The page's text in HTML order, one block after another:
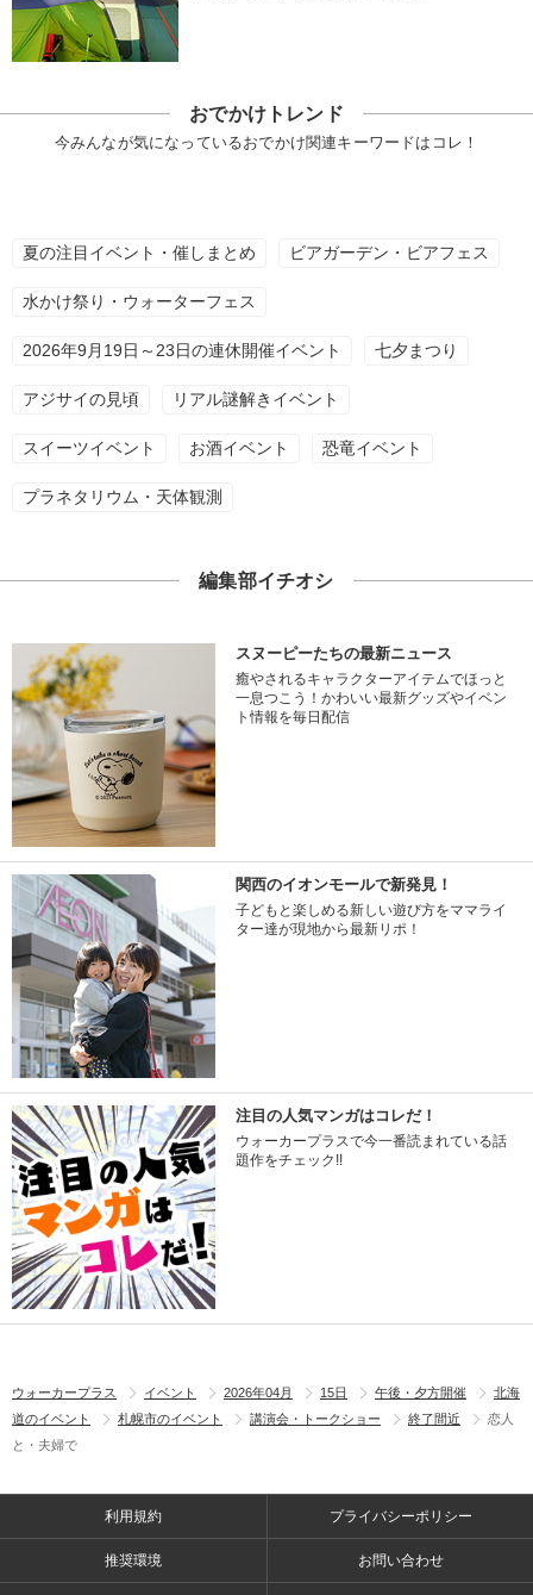
おでかけトレンド
今みんなが気になっているおでかけ関連キーワードはコレ！
夏の注目イベント・催しまとめ ビアガーデン・ビアフェス
水かけ祭り・ウォーターフェス
2026年9月19日～23日の連休開催イベント 七夕まつり
アジサイの見頃 リアル謎解きイベント
スイーツイベント お酒イベント 恐竜イベント
プラネタリウム・天体観測
編集部イチオシ
スヌーピーたちの最新ニュース
癒やされるキャラクターアイテムでほっと
一息つこう！かわいい最新グッズやイベン
ト情報を毎日配信
関西のイオンモールで新発見！
子どもと楽しめる新しい遊び方をママライ
ター達が現地から最新リポ！
注目の人気マンガはコレだ！
ウォーカープラスで今一番読まれている話
題作をチェック!!
ウォーカープラス イベント 2026年04月 15日 午後・夕方開催
北海
道のイベント
札幌市のイベント 講演会・トークショー 終了間近
恋人
と・夫婦で
利用規約 プライバシーポリシー
推奨環境 お問い合わせ